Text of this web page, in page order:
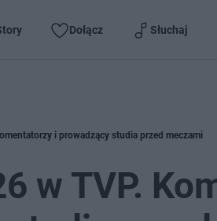
Dołącz Słuchaj
i prowadzący studia przed meczami
w TVP.